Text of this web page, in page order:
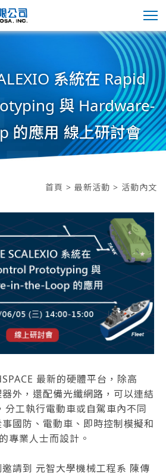
系統在 Rapid
與 Hardware-
的應用 線上研討會
首頁 > 最新活動 > 活動內文
最新的硬體平台，除高
外，還配備光纖網路，可以連結
分工執行電動車或自駕車內不同
國防、電動車、即時控制模擬和
專業人士而設計。
請到 元智大學機械工程系 陳傳